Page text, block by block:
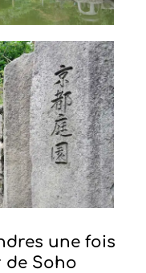
une fois
de Soho